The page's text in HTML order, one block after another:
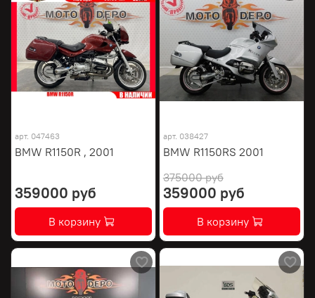
арт. 047463
BMW R1150R , 2001
359000 руб
В корзину
арт. 038427
BMW R1150RS 2001
375000 руб
359000 руб
В корзину